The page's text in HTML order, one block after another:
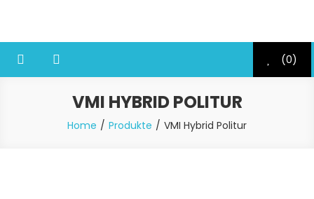
content
(0)
VMI HYBRID POLITUR
Home Produkte VMI Hybrid Politur